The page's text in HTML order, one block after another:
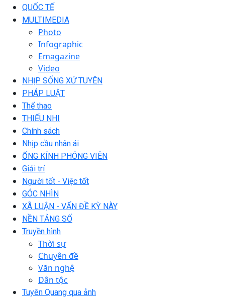
QUỐC TẾ
MULTIMEDIA
Photo
Infographic
Emagazine
Video
NHỊP SỐNG XỨ TUYÊN
PHÁP LUẬT
Thể thao
THIẾU NHI
Chính sách
Nhịp cầu nhân ái
ỐNG KÍNH PHÓNG VIÊN
Giải trí
Người tốt - Việc tốt
GÓC NHÌN
XÃ LUẬN - VẤN ĐỀ KỲ NÀY
NỀN TẢNG SỐ
Truyền hình
Thời sự
Chuyên đề
Văn nghệ
Dân tộc
Tuyên Quang qua ảnh